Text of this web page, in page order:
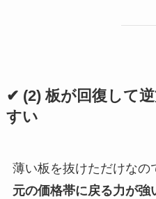
✔ (2) 板が回復して
すい
薄い板を抜けただけなの
元の価格帯に戻る力が強